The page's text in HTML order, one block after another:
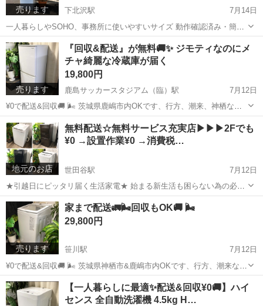
売ります 下北沢駅
7月14日
一人暮らしやSOHO、事務所に使いやすいサイズ 動作確認済み・簡易
清掃済みで、届いてすぐにお使いいただけます🧼 ✅ おすすめポイント
• 2017年製でまだまだ現役！ • 90Lサイズ • シンプル操作で使いやすい
(電...
東京 世田谷区 下北沢駅 キッチン家電
売ります
『回収&配送』が無料🚚✨ ジモティなのにメ
チャ綺麗な冷蔵庫が届く
19,800円
鹿島サッカースタジアム（臨）駅
7月12日
¥0で配送&回収🚚 🌬 茨城県鹿嶋市内OKです、行方、潮来、神栖など
も可 → 入れ替えのチャンス✨✨ Super sale/手抜き無しの徹底清掃品
(^^)/ 回収費¥0 配送費¥0 設置費¥0 当店の商品は、港区、渋谷...
茨城 鹿嶋市 鹿島サッカースタジアム（臨）駅
キッチン家電 物件
地元のお店
無料配送☆無料サービス充実店▶︎▶︎▶︎2Fでも
¥0 →設置作業¥0 →消費税…
世田谷駅
7月12日
★引越日にピッタリ届く生活家電★ 始まる新生活も困らない為の必須
アイテムは『洗濯機と冷蔵庫』電子レンジの追加もOK みなさん、こ
んにちワンワンッ🐶 そして、無駄にピース✌️ 家電販売店eco☆cityの
NISSYですっ‼️...
東京 世田谷区 世田谷駅 リサイクルショップ
売ります
家まで配送🚛🌬️回収もOK🚚 🌬
29,800円
笹川駅
7月12日
¥0で配送&回収🚚 🌬 茨城県神栖市&鹿嶋市内OKです、行方、潮来など
も可 → 入れ替えのチャンス✨✨ ・×・×・×・×・×・×・×・×・ 全自
動洗濯機8.0kg AQUA/ Prette AQW-GVX80J 2020年...
茨城 神栖市 笹川駅 生活家電 物件
【一人暮らしに最適✨配送&回収¥0🚚】ハイ
センス 全自動洗濯機 4.5kg H…